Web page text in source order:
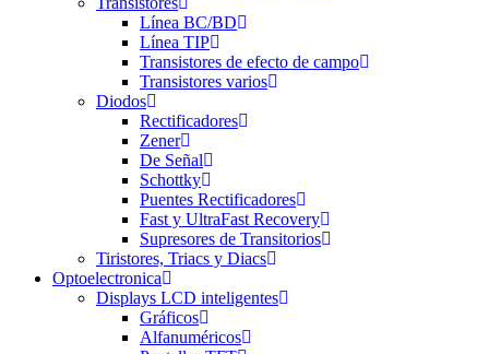
Línea BC/BD
Línea TIP
Transistores de efecto de campo
Transistores varios
Diodos
Rectificadores
Zener
De Señal
Schottky
Puentes Rectificadores
Fast y UltraFast Recovery
Supresores de Transitorios
Tiristores, Triacs y Diacs
Optoelectronica
Displays LCD inteligentes
Gráficos
Alfanuméricos